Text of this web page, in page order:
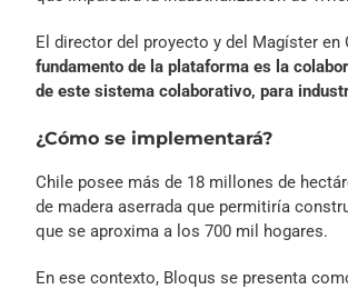
El director del proyecto y del Magíster
fundamento de la plataforma es la
de este sistema colaborativo, para
¿Cómo se implementará?
Chile posee más de 18 millones de
de madera aserrada que permitiría
que se aproxima a los 700 mil hogares.
En ese contexto, Bloqus se presenta